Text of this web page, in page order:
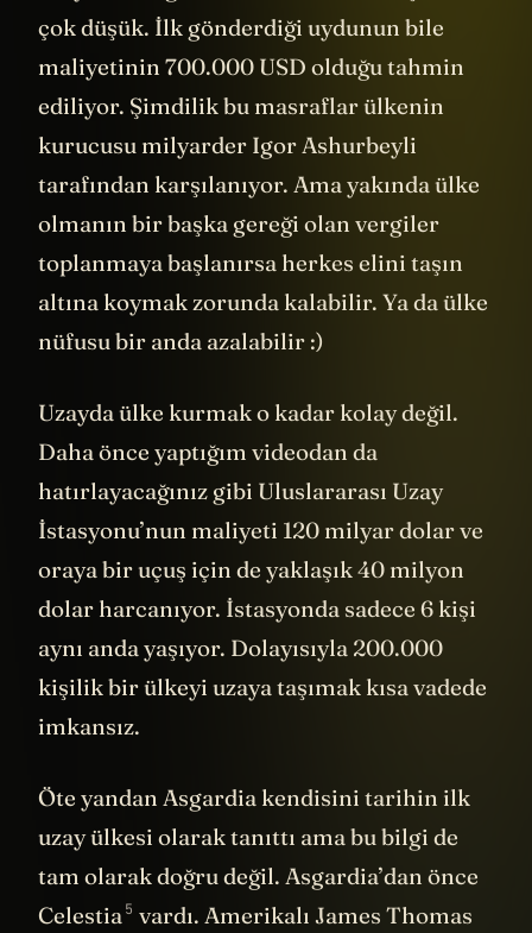
çok düşük. İlk gönderdiği uydunun bile
maliyetinin 700.000 USD olduğu tahmin
ediliyor. Şimdilik bu masraflar ülkenin
kurucusu milyarder Igor Ashurbeyli
tarafından karşılanıyor. Ama yakında ülke
olmanın bir başka gereği olan vergiler
toplanmaya başlanırsa herkes elini taşın
altına koymak zorunda kalabilir. Ya da ülke
nüfusu bir anda azalabilir :)
Uzayda ülke kurmak o kadar kolay değil.
Daha önce yaptığım videodan da
hatırlayacağınız gibi Uluslararası Uzay
İstasyonu’nun maliyeti 120 milyar dolar ve
oraya bir uçuş için de yaklaşık 40 milyon
dolar harcanıyor. İstasyonda sadece 6 kişi
aynı anda yaşıyor. Dolayısıyla 200.000
kişilik bir ülkeyi uzaya taşımak kısa vadede
imkansız.
Öte yandan Asgardia kendisini tarihin ilk
uzay ülkesi olarak tanıttı ama bu bilgi de
tam olarak doğru değil. Asgardia’dan önce
Celestia 5 vardı. Amerikalı James Thomas